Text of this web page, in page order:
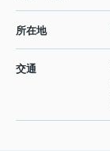
所在地
交通